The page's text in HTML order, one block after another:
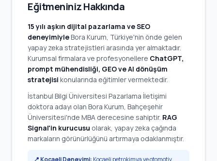
Eğitmeniniz Hakkında
15 yılı aşkın dijital pazarlama ve SEO
deneyimiyleBora Kurum, Türkiye'nin önde gelen
yapay zeka stratejistleri arasında yer almaktadır.
Kurumsal firmalara ve profesyonellere ChatGPT,
prompt mühendisliği, GEO ve AI dönüşüm
stratejisi konularında eğitimler vermektedir.
İstanbul Bilgi Üniversitesi Pazarlama İletişimi
doktora adayı olan Bora Kurum, Bahçeşehir
Üniversitesi'nde MBA derecesine sahiptir. RAG
Signal'in kurucusu olarak, yapay zeka çağında
markaların görünürlüğünü artırmaya odaklanmıştır.
📍 Kocaeli Deneyimi: Kocaeli petrokimya ve otomotiv